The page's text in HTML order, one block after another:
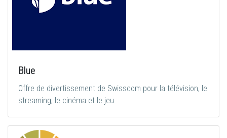
Blue
Offre de divertissement de Swisscom pour la télévision, le
streaming, le cinéma et le jeu